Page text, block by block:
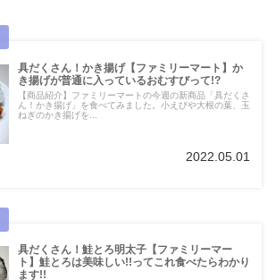
具だくさん！かき揚げ【ファミリーマート】か
き揚げが普通に入っているおむすびって!?
【商品紹介】ファミリーマートの今週の新商品「具だくさ
ん！かき揚げ」を食べてみました。小えびや大根の葉、玉
ねぎのかき揚げを...
2022.05.01
具だくさん！鮭とろ明太子【ファミリーマー
ト】鮭とろは美味しい!!ってこれ食べたらわかり
ます!!